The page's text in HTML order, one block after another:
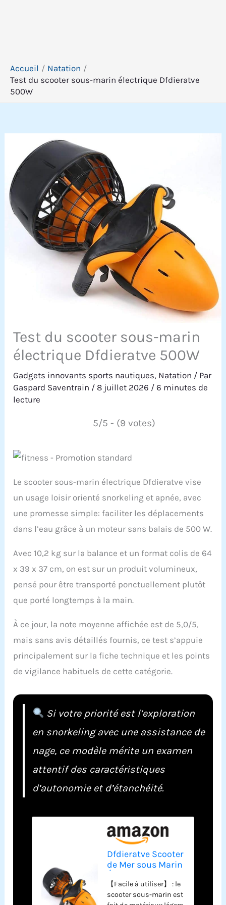
Accueil
Natation
Test du scooter sous-marin électrique Dfdieratve
500W
Test du scooter sous-marin
électrique Dfdieratve 500W
Gadgets innovants sports nautiques, Natation / Par
Gaspard Saventrain / 8 juillet 2026 /6 minutes de
lecture
5/5 - (9 votes)
Le scooter sous-marin électrique Dfdieratve vise
un usage loisir orienté snorkeling et apnée, avec
une promesse simple: faciliter les déplacements
dans l’eau grâce à un moteur sans balais de 500 W.
Avec 10,2 kg sur la balance et un format colis de 64
x 39 x 37 cm, on est sur un produit volumineux,
pensé pour être transporté ponctuellement plutôt
que porté longtemps à la main.
À ce jour, la note moyenne affichée est de 5,0/5,
mais sans avis détaillés fournis, ce test s’appuie
principalement sur la fiche technique et les points
de vigilance habituels de cette catégorie.
Si votre priorité est l’exploration
en snorkeling avec une assistance de
nage, ce modèle mérite un examen
attentif des caractéristiques
d’autonomie et d’étanchéité.
Dfdieratve Scooter
de Mer sous Marin
Les Sports
Nautiques Tels
【Facile à utiliser】 : le
scooter sous-marin est